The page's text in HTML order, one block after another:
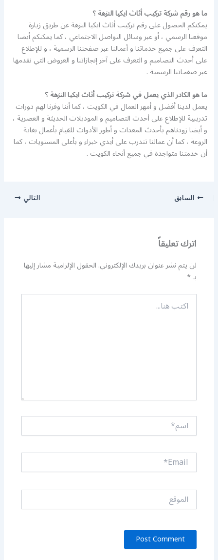
ما هو رقم شركة تركيب أثاث ايكيا النزهة ؟
يمكنكم الحصول على رقم تركيب أثاث ايكيا النزهة عن طريق زيارة
موقعنا الرسمي ، أو عبر وسائل التواصل الاجتماعي ، كما يمكنكم أيضا
التعرف على جميع خدماتنا و أعمالنا عبر صفحتنا الرسمية ، و للإطلاع
على أحدث التصاميم و التعرف على آخر إنجازاتنا و العروض التي نقدمها
عبر صفحاتنا الرسمية .
ما هو الكادر الذي يعمل في شركة تركيب أثاث ايكيا النزهة ؟
يعمل لدينا أفضل و أمهر العمال في الكويت ، كما أننا وفرنا لهم دورات
تدريبية للإطلاع على أحدث التصاميم و الموديلات الحديثة و العصرية ،
و أيضا زودناهم بأحدث المعدات و أطور الأدوات للقيام بأعمال بغاية
الروعة ، كما أن عمالنا تتدرب على أيدي خبراء و بأعلى المستويات ، كما
أن خدمتنا متواجدة في جميع أنحاء الكويت .
السابق التالي
اترك تعليقاً
لن يتم نشر عنوان بريدك الإلكتروني.الحقول الإلزامية مشار إليها
بـ*
اكتب
هنا...
اسم*
Email*
الموقع